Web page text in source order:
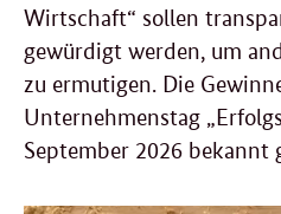
Wirtschaft“ sollen
gewürdigt werden, um
zu ermutigen. Die
Unternehmenstag
September 2026 bekannt